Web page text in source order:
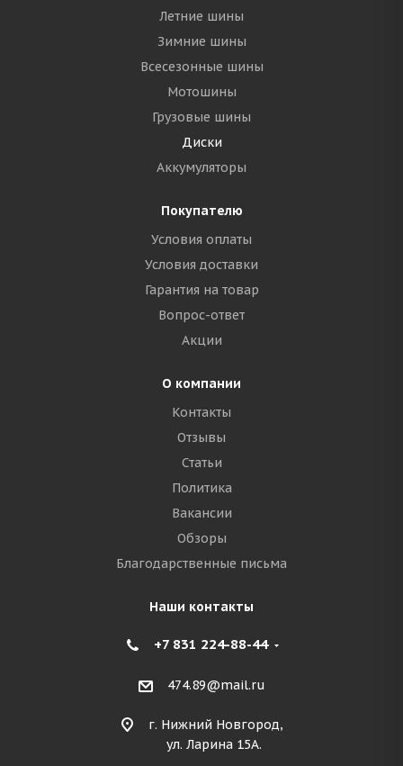
Летние шины
Зимние шины
Всесезонные шины
Мотошины
Грузовые шины
Диски
Аккумуляторы
Покупателю
Условия оплаты
Условия доставки
Гарантия на товар
Вопрос-ответ
Акции
О компании
Контакты
Отзывы
Статьи
Политика
Вакансии
Обзоры
Благодарственные письма
Наши контакты
+7 831 224-88-44
474.89@mail.ru
г. Нижний Новгород,
ул. Ларина 15А.